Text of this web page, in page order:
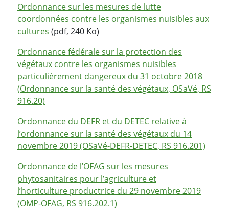
Ordonnance sur les mesures de lutte
coordonnées contre les organismes nuisibles aux
cultures (pdf, 240 Ko)
Ordonnance fédérale sur la protection des
végétaux contre les organismes nuisibles
particulièrement dangereux du 31 octobre 2018
(Ordonnance sur la santé des végétaux, OSaVé, RS
916.20)
Ordonnance du DEFR et du DETEC relative à
l’ordonnance sur la santé des végétaux du 14
novembre 2019 (OSaVé-DEFR-DETEC, RS 916.201)
Ordonnance de l’OFAG sur les mesures
phytosanitaires pour l’agriculture et
l’horticulture productrice du 29 novembre 2019
(OMP-OFAG, RS 916.202.1)